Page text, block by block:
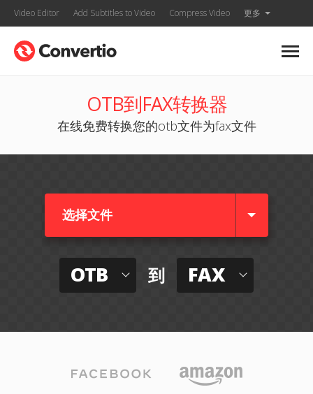
Video Editor Add Subtitles to Video Compress Video 更多
OTB到FAX转换器
在线免费转换您的otb文件为fax文件
选择文件
OTB 到 FAX